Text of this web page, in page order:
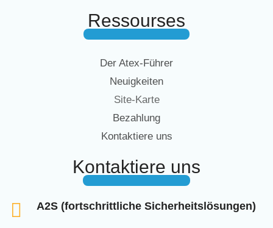
Ressourses
Der Atex-Führer
Neuigkeiten
Site-Karte
Bezahlung
Kontaktiere uns
Kontaktiere uns
A2S (fortschrittliche Sicherheitslösungen)